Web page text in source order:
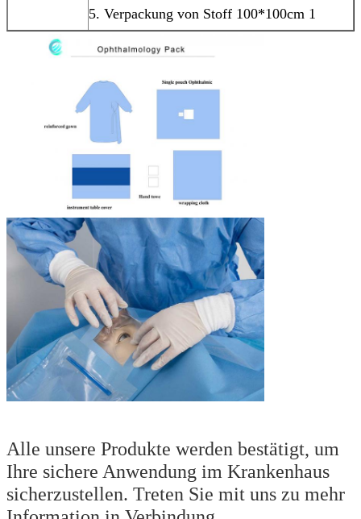
5. Verpackung von Stoff 100*100cm 1
Alle unsere Produkte werden bestätigt, um
Ihre sichere Anwendung im Krankenhaus
sicherzustellen. Treten Sie mit uns zu mehr